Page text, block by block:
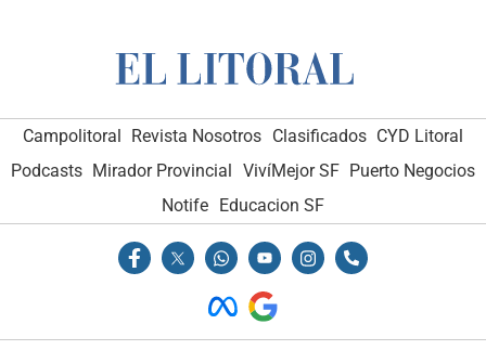
Campolitoral Revista Nosotros Clasificados CYD Litoral
Podcasts Mirador Provincial VivíMejor SF Puerto Negocios
Notife Educacion SF